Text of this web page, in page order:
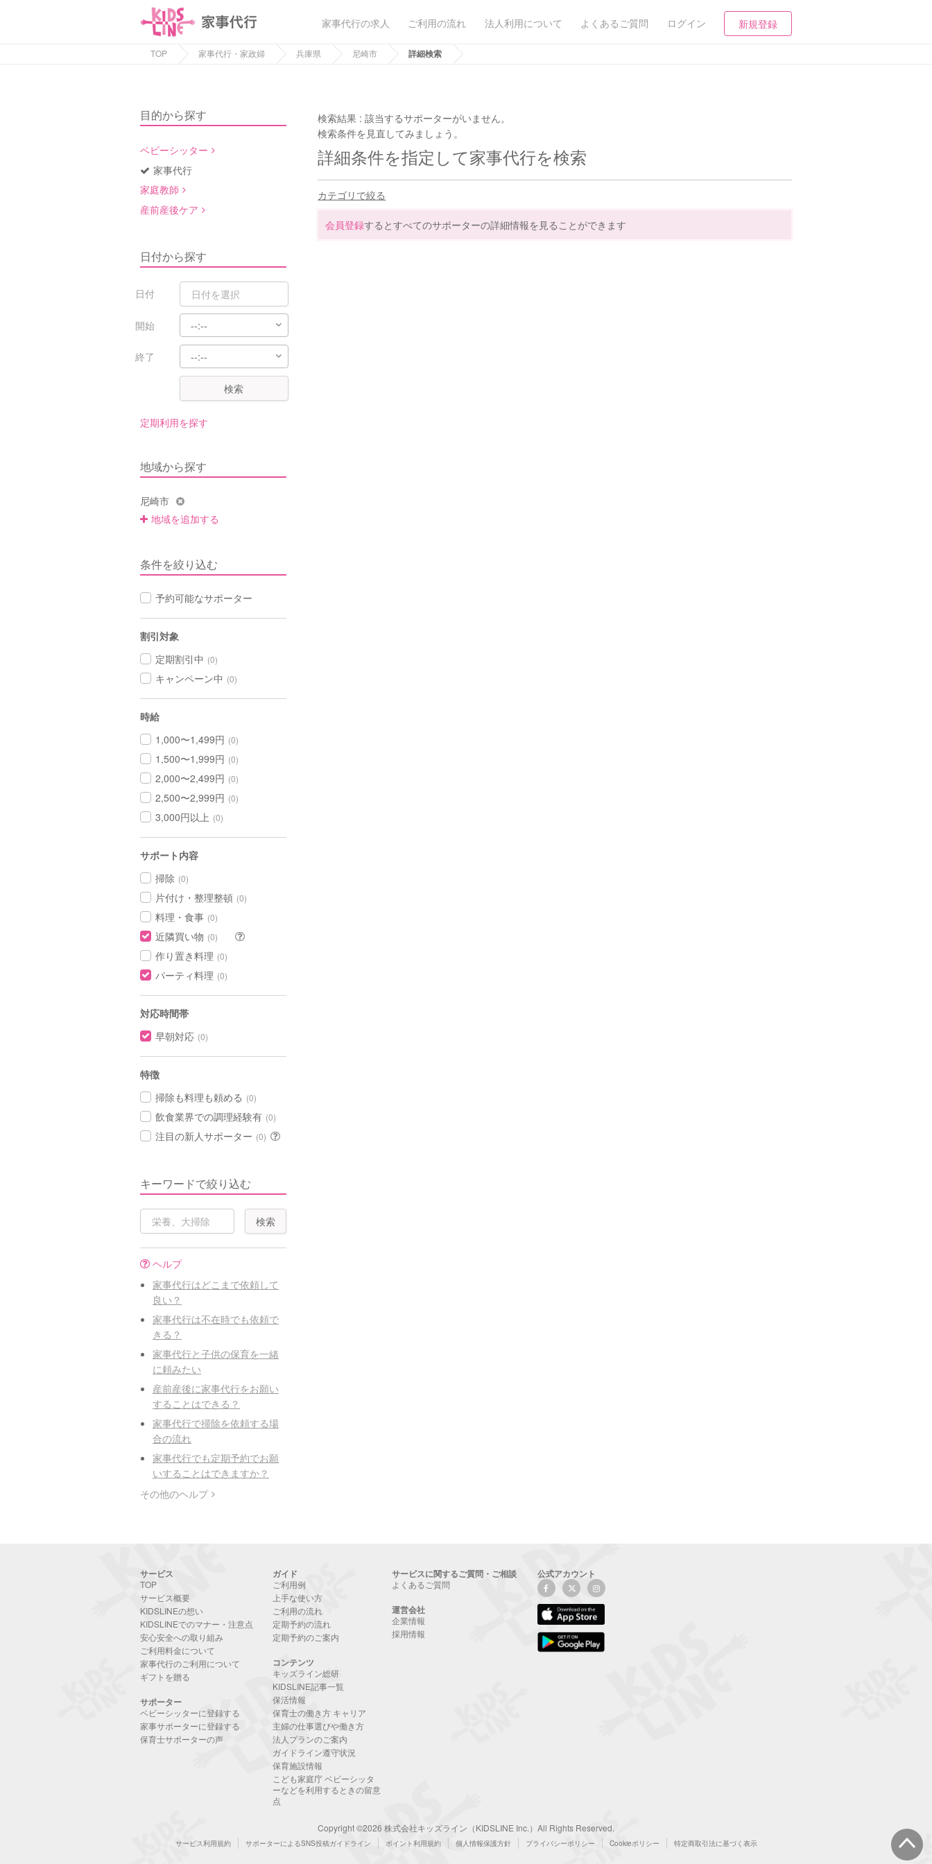
家事代行の求人 ご利用の流れ 法人利用について よくあるご質問 ログイン 新規登録
TOP 家事代行・家政婦 兵庫県 尼崎市 詳細検索
目的から探す
ベビーシッター
家事代行
家庭教師
産前産後ケア
日付から探す
日付
開始
終了
検索
定期利用を探す
地域から探す
尼崎市
地域を追加する
条件を絞り込む
予約可能なサポーター
割引対象
定期割引中 (0)
キャンペーン中 (0)
時給
1,000〜1,499円 (0)
1,500〜1,999円 (0)
2,000〜2,499円 (0)
2,500〜2,999円 (0)
3,000円以上 (0)
サポート内容
掃除 (0)
片付け・整理整頓 (0)
料理・食事 (0)
近隣買い物 (0)
作り置き料理 (0)
パーティ料理 (0)
対応時間帯
早朝対応 (0)
特徴
掃除も料理も頼める (0)
飲食業界での調理経験有 (0)
注目の新人サポーター (0)
キーワードで絞り込む
ヘルプ
家事代行はどこまで依頼して
良い？
家事代行は不在時でも依頼で
きる？
家事代行と子供の保育を一緒
に頼みたい
産前産後に家事代行をお願い
することはできる？
家事代行で掃除を依頼する場
合の流れ
家事代行でも定期予約でお願
いすることはできますか？
その他のヘルプ
検索結果 :該当するサポーターがいません。
検索条件を見直してみましょう。
詳細条件を指定して家事代行を検索
カテゴリで絞る
会員登録するとすべてのサポーターの詳細情報を見ることができます
サービス
TOP
サービス概要
KIDSLINEの想い
KIDSLINEでのマナー・注意点
安心安全への取り組み
ご利用料金について
家事代行のご利用について
ギフトを贈る
サポーター
ベビーシッターに登録する
家事サポーターに登録する
保育士サポーターの声
ガイド
ご利用例
上手な使い方
ご利用の流れ
定期予約の流れ
定期予約のご案内
コンテンツ
キッズライン総研
KIDSLINE記事一覧
保活情報
保育士の働き方 キャリア
主婦の仕事選びや働き方
法人プランのご案内
ガイドライン遵守状況
保育施設情報
こども家庭庁 ベビーシッタ
ーなどを利用するときの留意
点
サービスに関するご質問・ご相談
よくあるご質問
運営会社
企業情報
採用情報
公式アカウント
Copyright ©2026 株式会社キッズライン（KIDSLINE Inc.）All Rights Reserved.
サービス利用規約 サポーターによるSNS投稿ガイドライン ポイント利用規約 個人情報保護方針 プライバシーポリシー Cookieポリシー 特定商取引法に基づく表示